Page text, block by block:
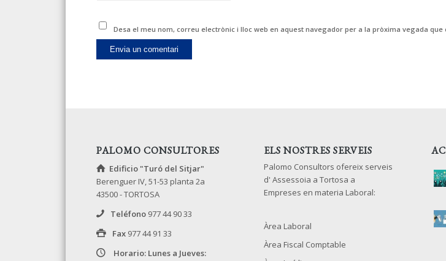
Desa el meu nom, correu electrònic i lloc web en aquest navegador per a la pròxima vegada que
PALOMO CONSULTORES
Edificio "Turó del Sitjar"
Berenguer IV, 51-53 planta 2a
43500 - TORTOSA
Teléfono977 44 90 33
Fax977 44 91 33
Horario: Lunes a Jueves:
ELS NOSTRES SERVEIS
Palomo Consultors ofereix serveis
d' Assessoia a Tortosa a
Empreses en materia Laboral:
Àrea Laboral
Àrea Fiscal Comptable